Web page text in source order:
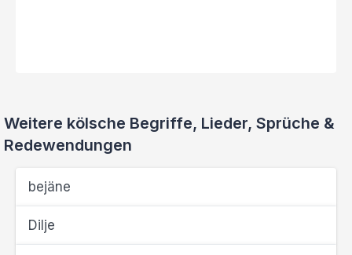
Weitere kölsche Begriffe, Lieder, Sprüche &
Redewendungen
bejäne
Dilje